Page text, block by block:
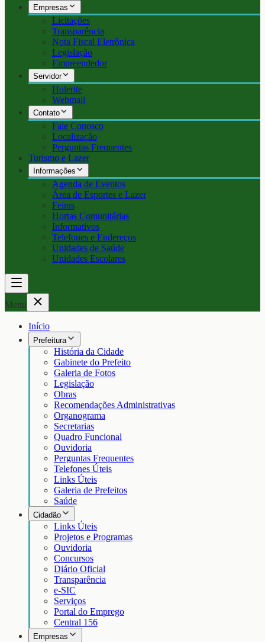
Empresas
Licitações
Transparência
Nota Fiscal Eletrônica
Legislação
Empreendedor
Servidor
Holerite
Webmail
Contato
Fale Conosco
Localização
Perguntas Frequentes
Turismo e Lazer
Informações
Agenda de Eventos
Área de Esportes e Lazer
Feiras
Hortas Comunitárias
Informativos
Telefones e Endereços
Unidades de Saúde
Unidades Escolares
Menu
Início
Prefeitura
História da Cidade
Gabinete do Prefeito
Galeria de Fotos
Legislação
Obras
Recomendações Administrativas
Organograma
Secretarias
Quadro Funcional
Ouvidoria
Perguntas Frequentes
Telefones Úteis
Links Úteis
Galeria de Prefeitos
Saúde
Cidadão
Links Úteis
Projetos e Programas
Ouvidoria
Concursos
Diário Oficial
Transparência
e-SIC
Serviços
Portal do Emprego
Central 156
Empresas